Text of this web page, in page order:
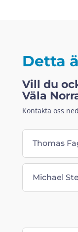
Detta
Vill du
Väla
Kontakta oss
Thomas
Michael